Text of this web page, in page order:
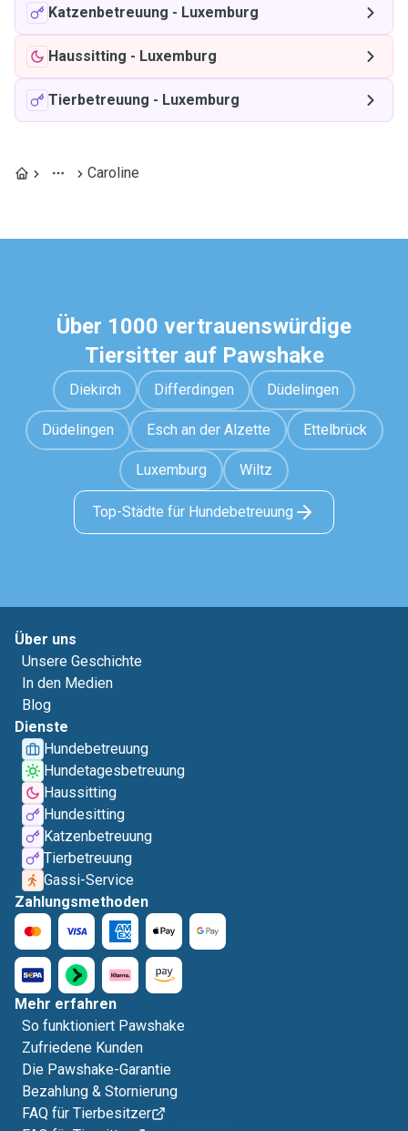
Katzenbetreuung - Luxemburg
Haussitting - Luxemburg
Tierbetreuung - Luxemburg
Caroline
Über 1000 vertrauenswürdige
Tiersitter auf Pawshake
Diekirch Differdingen Düdelingen
Düdelingen Esch an der Alzette Ettelbrück
Luxemburg Wiltz
Top-Städte für Hundebetreuung
Über uns
Unsere Geschichte
In den Medien
Blog
Dienste
Hundebetreuung
Hundetagesbetreuung
Haussitting
Hundesitting
Katzenbetreuung
Tierbetreuung
Gassi-Service
Zahlungsmethoden
Mehr erfahren
So funktioniert Pawshake
Zufriedene Kunden
Die Pawshake-Garantie
Bezahlung & Stornierung
FAQ für Tierbesitzer